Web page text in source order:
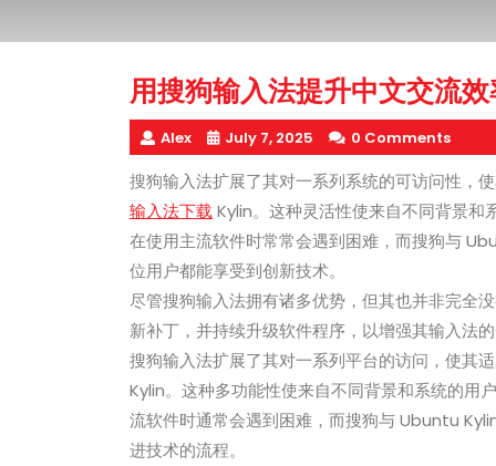
用搜狗输入法提升中文交流
Alex July 7, 2025 0 Comments
搜狗输入法扩展了其对一系列系统的可访问性，
输入法下载Kylin。这种灵活性使来自不同背景和
在使用主流软件时常常会遇到困难，而搜狗与
位用户都能享受到创新技术。
尽管搜狗输入法拥有诸多优势，但其也并非完全
新补丁，并持续升级软件程序，以增强其输入法的
搜狗输入法扩展了其对一系列平台的访问，使其
Kylin。这种多功能性使来自不同背景和系统的用
流软件时通常会遇到困难，而搜狗与 Ubuntu
进技术的流程。